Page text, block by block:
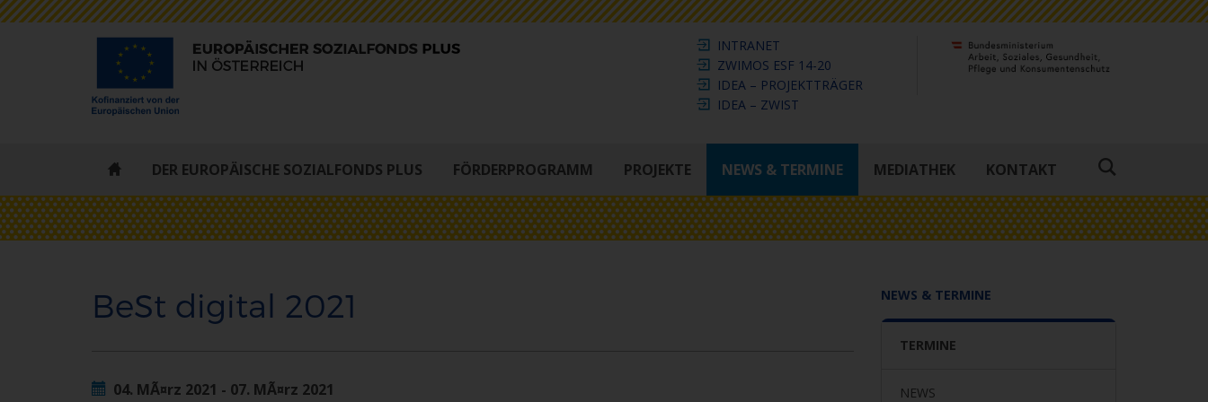
INTRANET
ZWIMOS ESF 14-20
IDEA – PROJEKTTRÄGER
IDEA – ZWIST
ESF
STARTSEITE
DER EUROPÄISCHE SOZIALFONDS PLUS FÖRDERPROGRAMM PROJEKTE NEWS & TERMINE MEDIATHEK KONTAKT
Suche
BeSt digital 2021
04. MÃ¤rz 2021 - 07. MÃ¤rz 2021
NEWS & TERMINE
TERMINE
NEWS